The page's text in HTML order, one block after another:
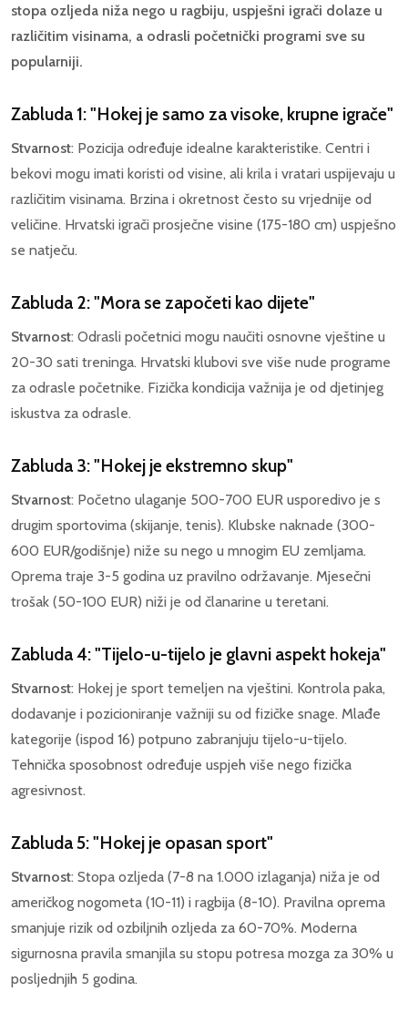
stopa ozljeda niža nego u ragbiju, uspješni igrači dolaze u
različitim visinama, a odrasli početnički programi sve su
popularniji.
Zabluda 1: "Hokej je samo za visoke, krupne igrače"
Stvarnost: Pozicija određuje idealne karakteristike. Centri i
bekovi mogu imati koristi od visine, ali krila i vratari uspijevaju u
različitim visinama. Brzina i okretnost često su vrjednije od
veličine. Hrvatski igrači prosječne visine (175-180 cm) uspješno
se natječu.
Zabluda 2: "Mora se započeti kao dijete"
Stvarnost: Odrasli početnici mogu naučiti osnovne vještine u
20-30 sati treninga. Hrvatski klubovi sve više nude programe
za odrasle početnike. Fizička kondicija važnija je od djetinjeg
iskustva za odrasle.
Zabluda 3: "Hokej je ekstremno skup"
Stvarnost: Početno ulaganje 500-700 EUR usporedivo je s
drugim sportovima (skijanje, tenis). Klubske naknade (300-
600 EUR/godišnje) niže su nego u mnogim EU zemljama.
Oprema traje 3-5 godina uz pravilno održavanje. Mjesečni
trošak (50-100 EUR) niži je od članarine u teretani.
Zabluda 4: "Tijelo-u-tijelo je glavni aspekt hokeja"
Stvarnost: Hokej je sport temeljen na vještini. Kontrola paka,
dodavanje i pozicioniranje važniji su od fizičke snage. Mlađe
kategorije (ispod 16) potpuno zabranjuju tijelo-u-tijelo.
Tehnička sposobnost određuje uspjeh više nego fizička
agresivnost.
Zabluda 5: "Hokej je opasan sport"
Stvarnost: Stopa ozljeda (7-8 na 1.000 izlaganja) niža je od
američkog nogometa (10-11) i ragbija (8-10). Pravilna oprema
smanjuje rizik od ozbiljnih ozljeda za 60-70%. Moderna
sigurnosna pravila smanjila su stopu potresa mozga za 30% u
posljednjih 5 godina.